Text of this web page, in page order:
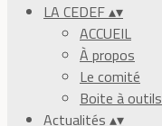
LA CEDEF▴▾
ACCUEIL
À propos
Le comité
Boite à outils
Actualités ▴▾